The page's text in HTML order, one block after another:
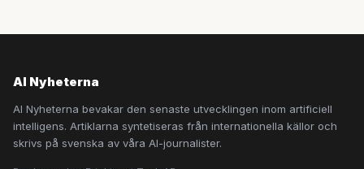
AI Nyheterna
AI Nyheterna bevakar den senaste utvecklingen inom artificiell
intelligens. Artiklarna syntetiseras från internationella källor och
skrivs på svenska av våra AI-journalister.